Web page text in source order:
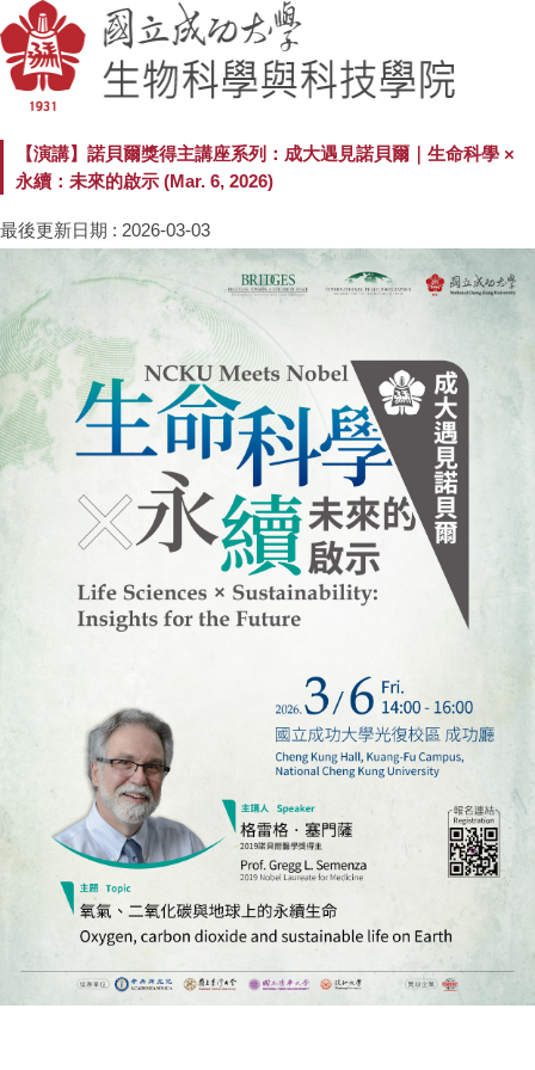
【演講】諾貝爾獎得主講座系列：成大遇見諾貝爾｜生命科學 ×
永續：未來的啟示 (Mar. 6, 2026)
最後更新日期 : 2026-03-03